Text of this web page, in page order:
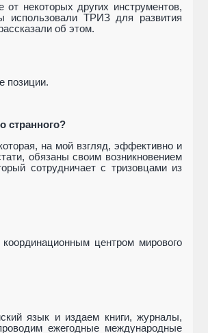
некоторых других инструментов,
использовали ТРИЗ для развития
об этом.
позиции.
странного?
на мой взгляд, эффективно и
обязаны своим возникновением
сотрудничает с тризовцами из
центром мирового
язык и издаем книги, журналы,
ежегодные международные